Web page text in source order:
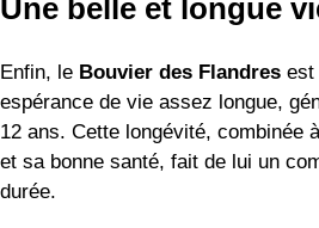
Une belle et longue
Enfin, le Bouvier des Flandres est
espérance de vie assez longue,
12 ans. Cette longévité, combinée
et sa bonne santé, fait de lui un
durée.